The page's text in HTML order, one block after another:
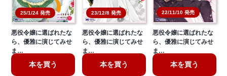
25/1/24 発売
悪役令嬢に選ばれたな
ら、優雅に演じてみせ
ま…
本を買う
23/12/8 発売
悪役令嬢に選ばれたな
ら、優雅に演じてみせ
ま…
本を買う
22/11/10 発売
悪役令嬢に選ばれたな
ら、優雅に演じてみせ
ま…
本を買う